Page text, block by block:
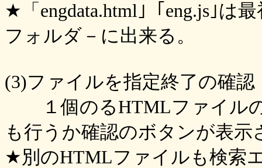
★「engdata.html｣「eng.js｣は
フォルダ－に出来る。
(3)ファイルを指定終了の確認
１個のるHTMLファイルの
も行うか確認のボタンが表示
★別のHTMLファイルも検索